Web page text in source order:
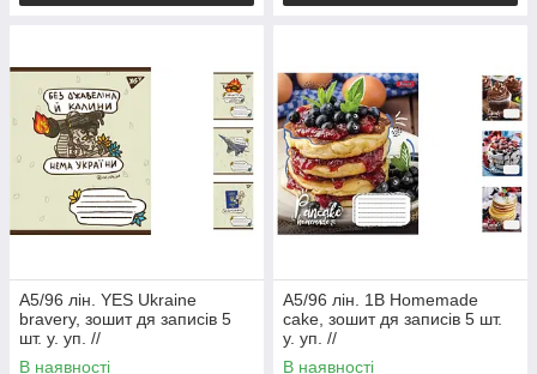
А5/96 лін. YES Ukraine
bravery, зошит дя записів 5
шт. у. уп. //
В наявності
А5/96 лін. 1В Homemade
cake, зошит дя записів 5 шт.
у. уп. //
В наявності